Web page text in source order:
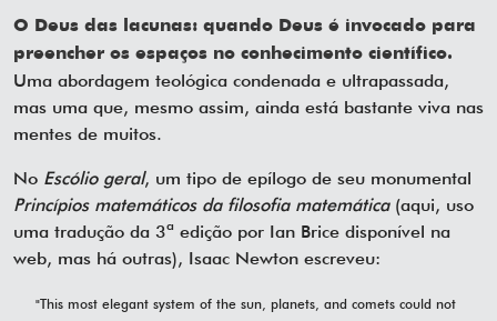
O Deus das lacunas: quando Deus é invocado para
preencher os espaços no conhecimento científico.
Uma abordagem teológica condenada e ultrapassada,
mas uma que, mesmo assim, ainda está bastante viva nas
mentes de muitos.
No Escólio geral, um tipo de epílogo de seu monumental
Princípios matemáticos da filosofia matemática(aqui, uso
uma tradução da 3ª edição por Ian Brice disponível na
web, mas há outras), Isaac Newton escreveu:
"This most elegant system of the sun, planets, and comets could not